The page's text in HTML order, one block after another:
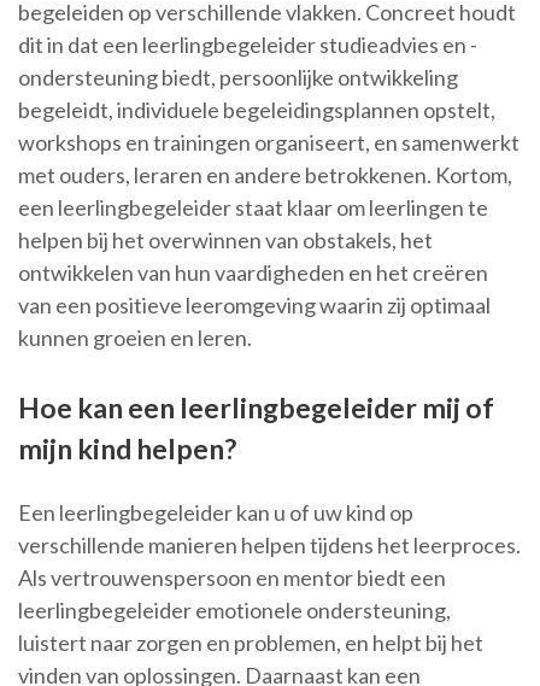
begeleiden op verschillende vlakken. Concreet houdt
dit in dat een leerlingbegeleider studieadvies en -
ondersteuning biedt, persoonlijke ontwikkeling
begeleidt, individuele begeleidingsplannen opstelt,
workshops en trainingen organiseert, en samenwerkt
met ouders, leraren en andere betrokkenen. Kortom,
een leerlingbegeleider staat klaar om leerlingen te
helpen bij het overwinnen van obstakels, het
ontwikkelen van hun vaardigheden en het creëren
van een positieve leeromgeving waarin zij optimaal
kunnen groeien en leren.
Hoe kan een leerlingbegeleider mij of
mijn kind helpen?
Een leerlingbegeleider kan u of uw kind op
verschillende manieren helpen tijdens het leerproces.
Als vertrouwenspersoon en mentor biedt een
leerlingbegeleider emotionele ondersteuning,
luistert naar zorgen en problemen, en helpt bij het
vinden van oplossingen. Daarnaast kan een